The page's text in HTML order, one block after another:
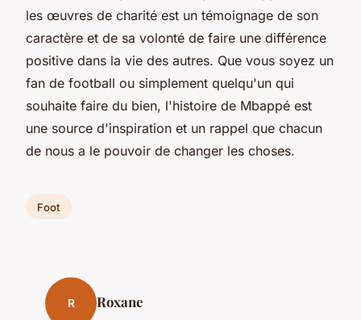
les œuvres de charité est un témoignage de son
caractère et de sa volonté de faire une différence
positive dans la vie des autres. Que vous soyez un
fan de football ou simplement quelqu'un qui
souhaite faire du bien, l'histoire de Mbappé est
une source d'inspiration et un rappel que chacun
de nous a le pouvoir de changer les choses.
Foot
R Roxane